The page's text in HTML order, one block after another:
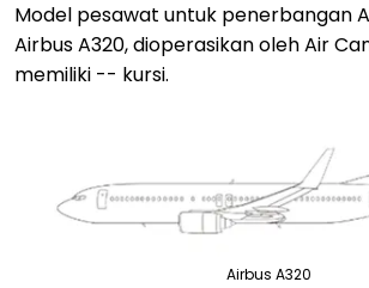
Model pesawat untuk penerbangan
Airbus A320, dioperasikan oleh Air
memiliki -- kursi.
Airbus A320